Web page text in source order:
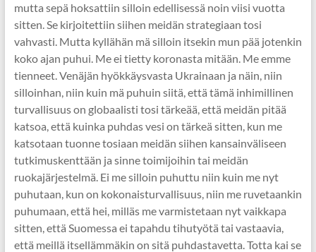
mutta sepä hoksattiin silloin edellisessä noin viisi vuotta
sitten. Se kirjoitettiin siihen meidän strategiaan tosi
vahvasti. Mutta kyllähän mä silloin itsekin mun pää jotenkin
koko ajan puhui. Me ei tietty koronasta mitään. Me emme
tienneet. Venäjän hyökkäysvasta Ukrainaan ja näin, niin
silloinhan, niin kuin mä puhuin siitä, että tämä inhimillinen
turvallisuus on globaalisti tosi tärkeää, että meidän pitää
katsoa, että kuinka puhdas vesi on tärkeä sitten, kun me
katsotaan tuonne tosiaan meidän siihen kansainväliseen
tutkimuskenttään ja sinne toimijoihin tai meidän
ruokajärjestelmä. Ei me silloin puhuttu niin kuin me nyt
puhutaan, kun on kokonaisturvallisuus, niin me ruvetaankin
puhumaan, että hei, milläs me varmistetaan nyt vaikkapa
sitten, että Suomessa ei tapahdu tihutyötä tai vastaavia,
että meillä itsellämmäkin on sitä puhdastavetta. Totta kai se